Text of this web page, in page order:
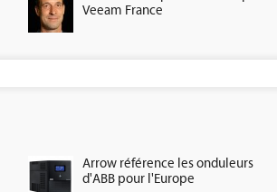
Veeam France
Arrow référence les onduleurs
d'ABB pour l'Europe